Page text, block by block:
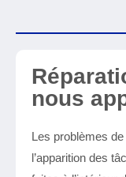
nous
Les problèmes
l’apparition des